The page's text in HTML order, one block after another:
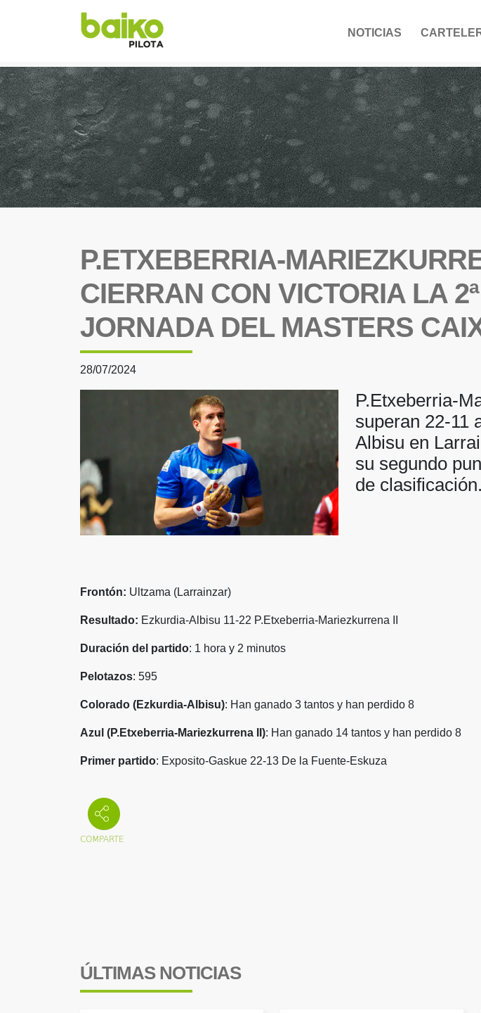
NOTICIAS
P.ETXEBERRIA-
CIERRAN CON VICTORIA LA 2ª
JORNADA DEL MASTERS
28/07/2024
P.Etxeberria-
superan 22-11
Albisu en
su segundo
de clasificación.
Frontón: Ultzama (Larrainzar)
Resultado: Ezkurdia-Albisu 11-22 P.Etxeberria-Mariezkurrena II
Duración del partido: 1 hora y 2 minutos
Pelotazos: 595
Colorado (Ezkurdia-Albisu): Han ganado 3 tantos y han perdido 8
Azul (P.Etxeberria-Mariezkurrena II): Han ganado 14 tantos y han perdido 8
Primer partido: Exposito-Gaskue 22-13 De la Fuente-Eskuza
ÚLTIMAS NOTICIAS